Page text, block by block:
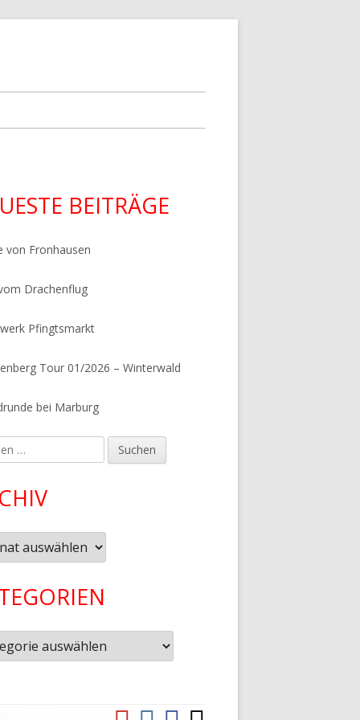
BEITRÄGE
von Fronhausen
Drachenflug
Pfingtsmarkt
Tour 01/2026 – Winterwald
bei Marburg
YouTubeInstagramFacebook